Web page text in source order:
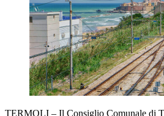
TERMOLI – Il Consiglio Comunale di